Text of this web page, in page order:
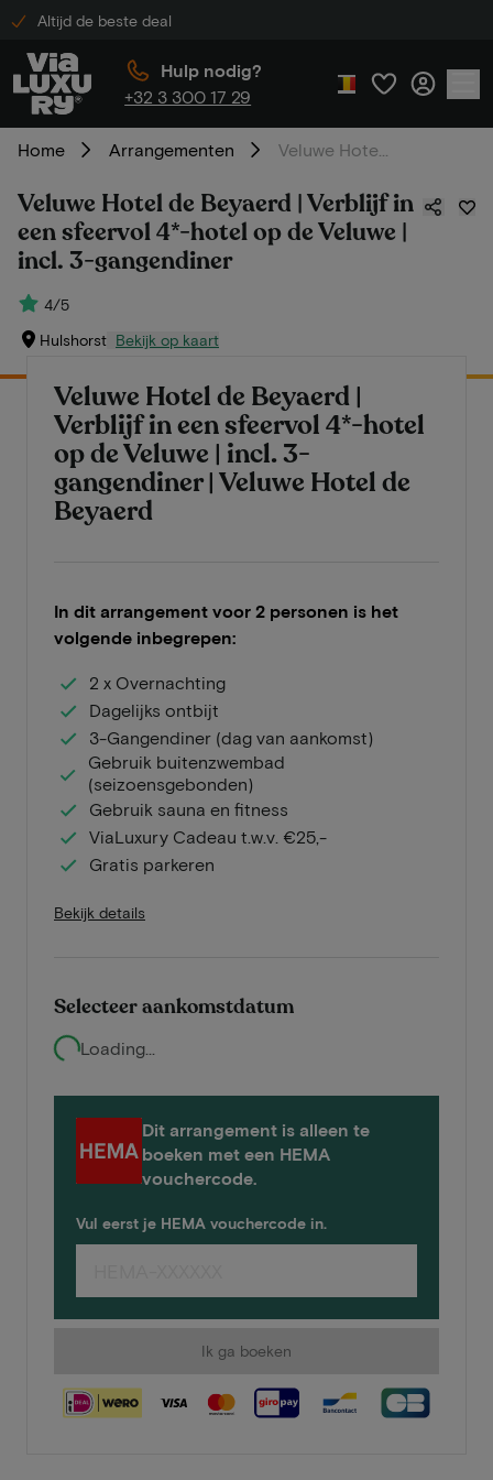
Altijd de beste deal
Hulp nodig?
+32 3 300 17 29
Home Arrangementen
Veluwe Hotel de Beyaerd | Verblijf in
een sfeervol 4*-hotel op de Veluwe |
incl. 3-gangendiner
4/5
Hulshorst Bekijk op kaart
Veluwe Hotel de Beyaerd |
Verblijf in een sfeervol 4*-hotel
op de Veluwe | incl. 3-
gangendiner | Veluwe Hotel de
Beyaerd
In dit arrangement voor 2 personen is het
volgende inbegrepen:
2 x Overnachting
Dagelijks ontbijt
3-Gangendiner (dag van aankomst)
Gebruik buitenzwembad
(seizoensgebonden)
Gebruik sauna en fitness
ViaLuxury Cadeau t.w.v. €25,-
Gratis parkeren
Bekijk details
Selecteer aankomstdatum
Loading...
Dit arrangement is alleen te
boeken met een HEMA
vouchercode.
Vul eerst je HEMA vouchercode in.
Ik ga boeken